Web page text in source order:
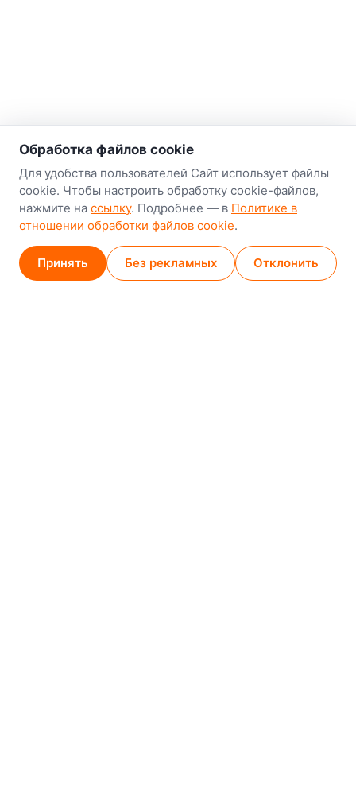
о нас
Наш склад-магазин:
Минск
8-й Путепроводный переулок, 5
GPS 53.924752, 27.489820
Карта проезда
Обработка файлов cookie
Для удобства пользователей Сайт использует файлы
cookie. Чтобы настроить обработку cookie-файлов,
нажмите на ссылку. Подробнее — в Политике в
отношении обработки файлов cookie.
Принять Без рекламных Отклонить